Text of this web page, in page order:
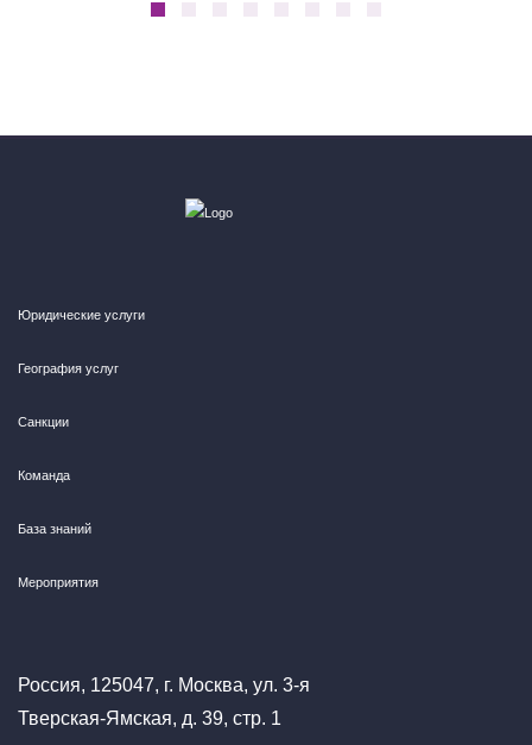
Юридические услуги
География услуг
Санкции
Команда
База знаний
Мероприятия
Россия, 125047, г. Москва, ул. 3-я
Тверская-Ямская, д. 39, стр. 1